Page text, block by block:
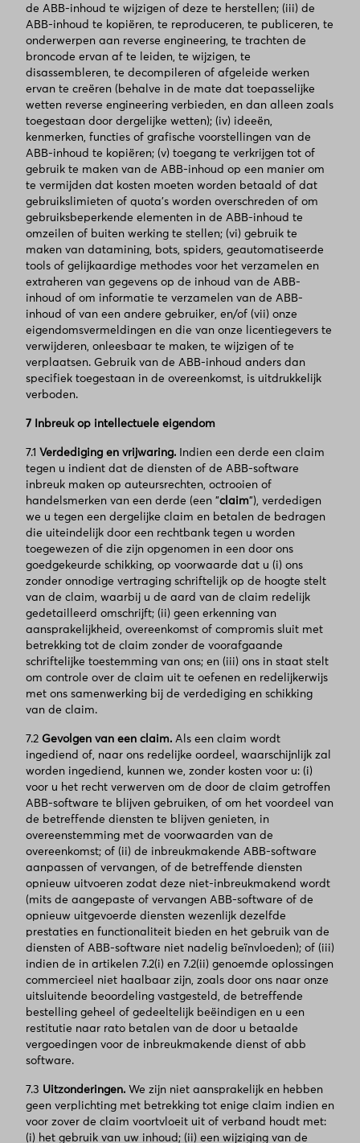
de ABB-inhoud te wijzigen of deze te herstellen; (iii) de
ABB-inhoud te kopiëren, te reproduceren, te publiceren, te
onderwerpen aan reverse engineering, te trachten de
broncode ervan af te leiden, te wijzigen, te
disassembleren, te decompileren of afgeleide werken
ervan te creëren (behalve in de mate dat toepasselijke
wetten reverse engineering verbieden, en dan alleen zoals
toegestaan door dergelijke wetten); (iv) ideeën,
kenmerken, functies of grafische voorstellingen van de
ABB-inhoud te kopiëren; (v) toegang te verkrijgen tot of
gebruik te maken van de ABB-inhoud op een manier om
te vermijden dat kosten moeten worden betaald of dat
gebruikslimieten of quota's worden overschreden of om
gebruiksbeperkende elementen in de ABB-inhoud te
omzeilen of buiten werking te stellen; (vi) gebruik te
maken van datamining, bots, spiders, geautomatiseerde
tools of gelijkaardige methodes voor het verzamelen en
extraheren van gegevens op de inhoud van de ABB-
inhoud of om informatie te verzamelen van de ABB-
inhoud of van een andere gebruiker, en/of (vii) onze
eigendomsvermeldingen en die van onze licentiegevers te
verwijderen, onleesbaar te maken, te wijzigen of te
verplaatsen. Gebruik van de ABB-inhoud anders dan
specifiek toegestaan in de overeenkomst, is uitdrukkelijk
verboden.
7 Inbreuk op intellectuele eigendom
7.1 Verdediging en vrijwaring. Indien een derde een claim
tegen u indient dat de diensten of de ABB-software
inbreuk maken op auteursrechten, octrooien of
handelsmerken van een derde (een "claim"), verdedigen
we u tegen een dergelijke claim en betalen de bedragen
die uiteindelijk door een rechtbank tegen u worden
toegewezen of die zijn opgenomen in een door ons
goedgekeurde schikking, op voorwaarde dat u (i) ons
zonder onnodige vertraging schriftelijk op de hoogte stelt
van de claim, waarbij u de aard van de claim redelijk
gedetailleerd omschrijft; (ii) geen erkenning van
aansprakelijkheid, overeenkomst of compromis sluit met
betrekking tot de claim zonder de voorafgaande
schriftelijke toestemming van ons; en (iii) ons in staat stelt
om controle over de claim uit te oefenen en redelijkerwijs
met ons samenwerking bij de verdediging en schikking
van de claim.
7.2 Gevolgen van een claim. Als een claim wordt
ingediend of, naar ons redelijke oordeel, waarschijnlijk zal
worden ingediend, kunnen we, zonder kosten voor u: (i)
voor u het recht verwerven om de door de claim getroffen
ABB-software te blijven gebruiken, of om het voordeel van
de betreffende diensten te blijven genieten, in
overeenstemming met de voorwaarden van de
overeenkomst; of (ii) de inbreukmakende ABB-software
aanpassen of vervangen, of de betreffende diensten
opnieuw uitvoeren zodat deze niet-inbreukmakend wordt
(mits de aangepaste of vervangen ABB-software of de
opnieuw uitgevoerde diensten wezenlijk dezelfde
prestaties en functionaliteit bieden en het gebruik van de
diensten of ABB-software niet nadelig beïnvloeden); of (iii)
indien de in artikelen 7.2(i) en 7.2(ii) genoemde oplossingen
commercieel niet haalbaar zijn, zoals door ons naar onze
uitsluitende beoordeling vastgesteld, de betreffende
bestelling geheel of gedeeltelijk beëindigen en u een
restitutie naar rato betalen van de door u betaalde
vergoedingen voor de inbreukmakende dienst of abb
software.
7.3 Uitzonderingen. We zijn niet aansprakelijk en hebben
geen verplichting met betrekking tot enige claim indien en
voor zover de claim voortvloeit uit of verband houdt met:
(i) het gebruik van uw inhoud; (ii) een wijziging van de